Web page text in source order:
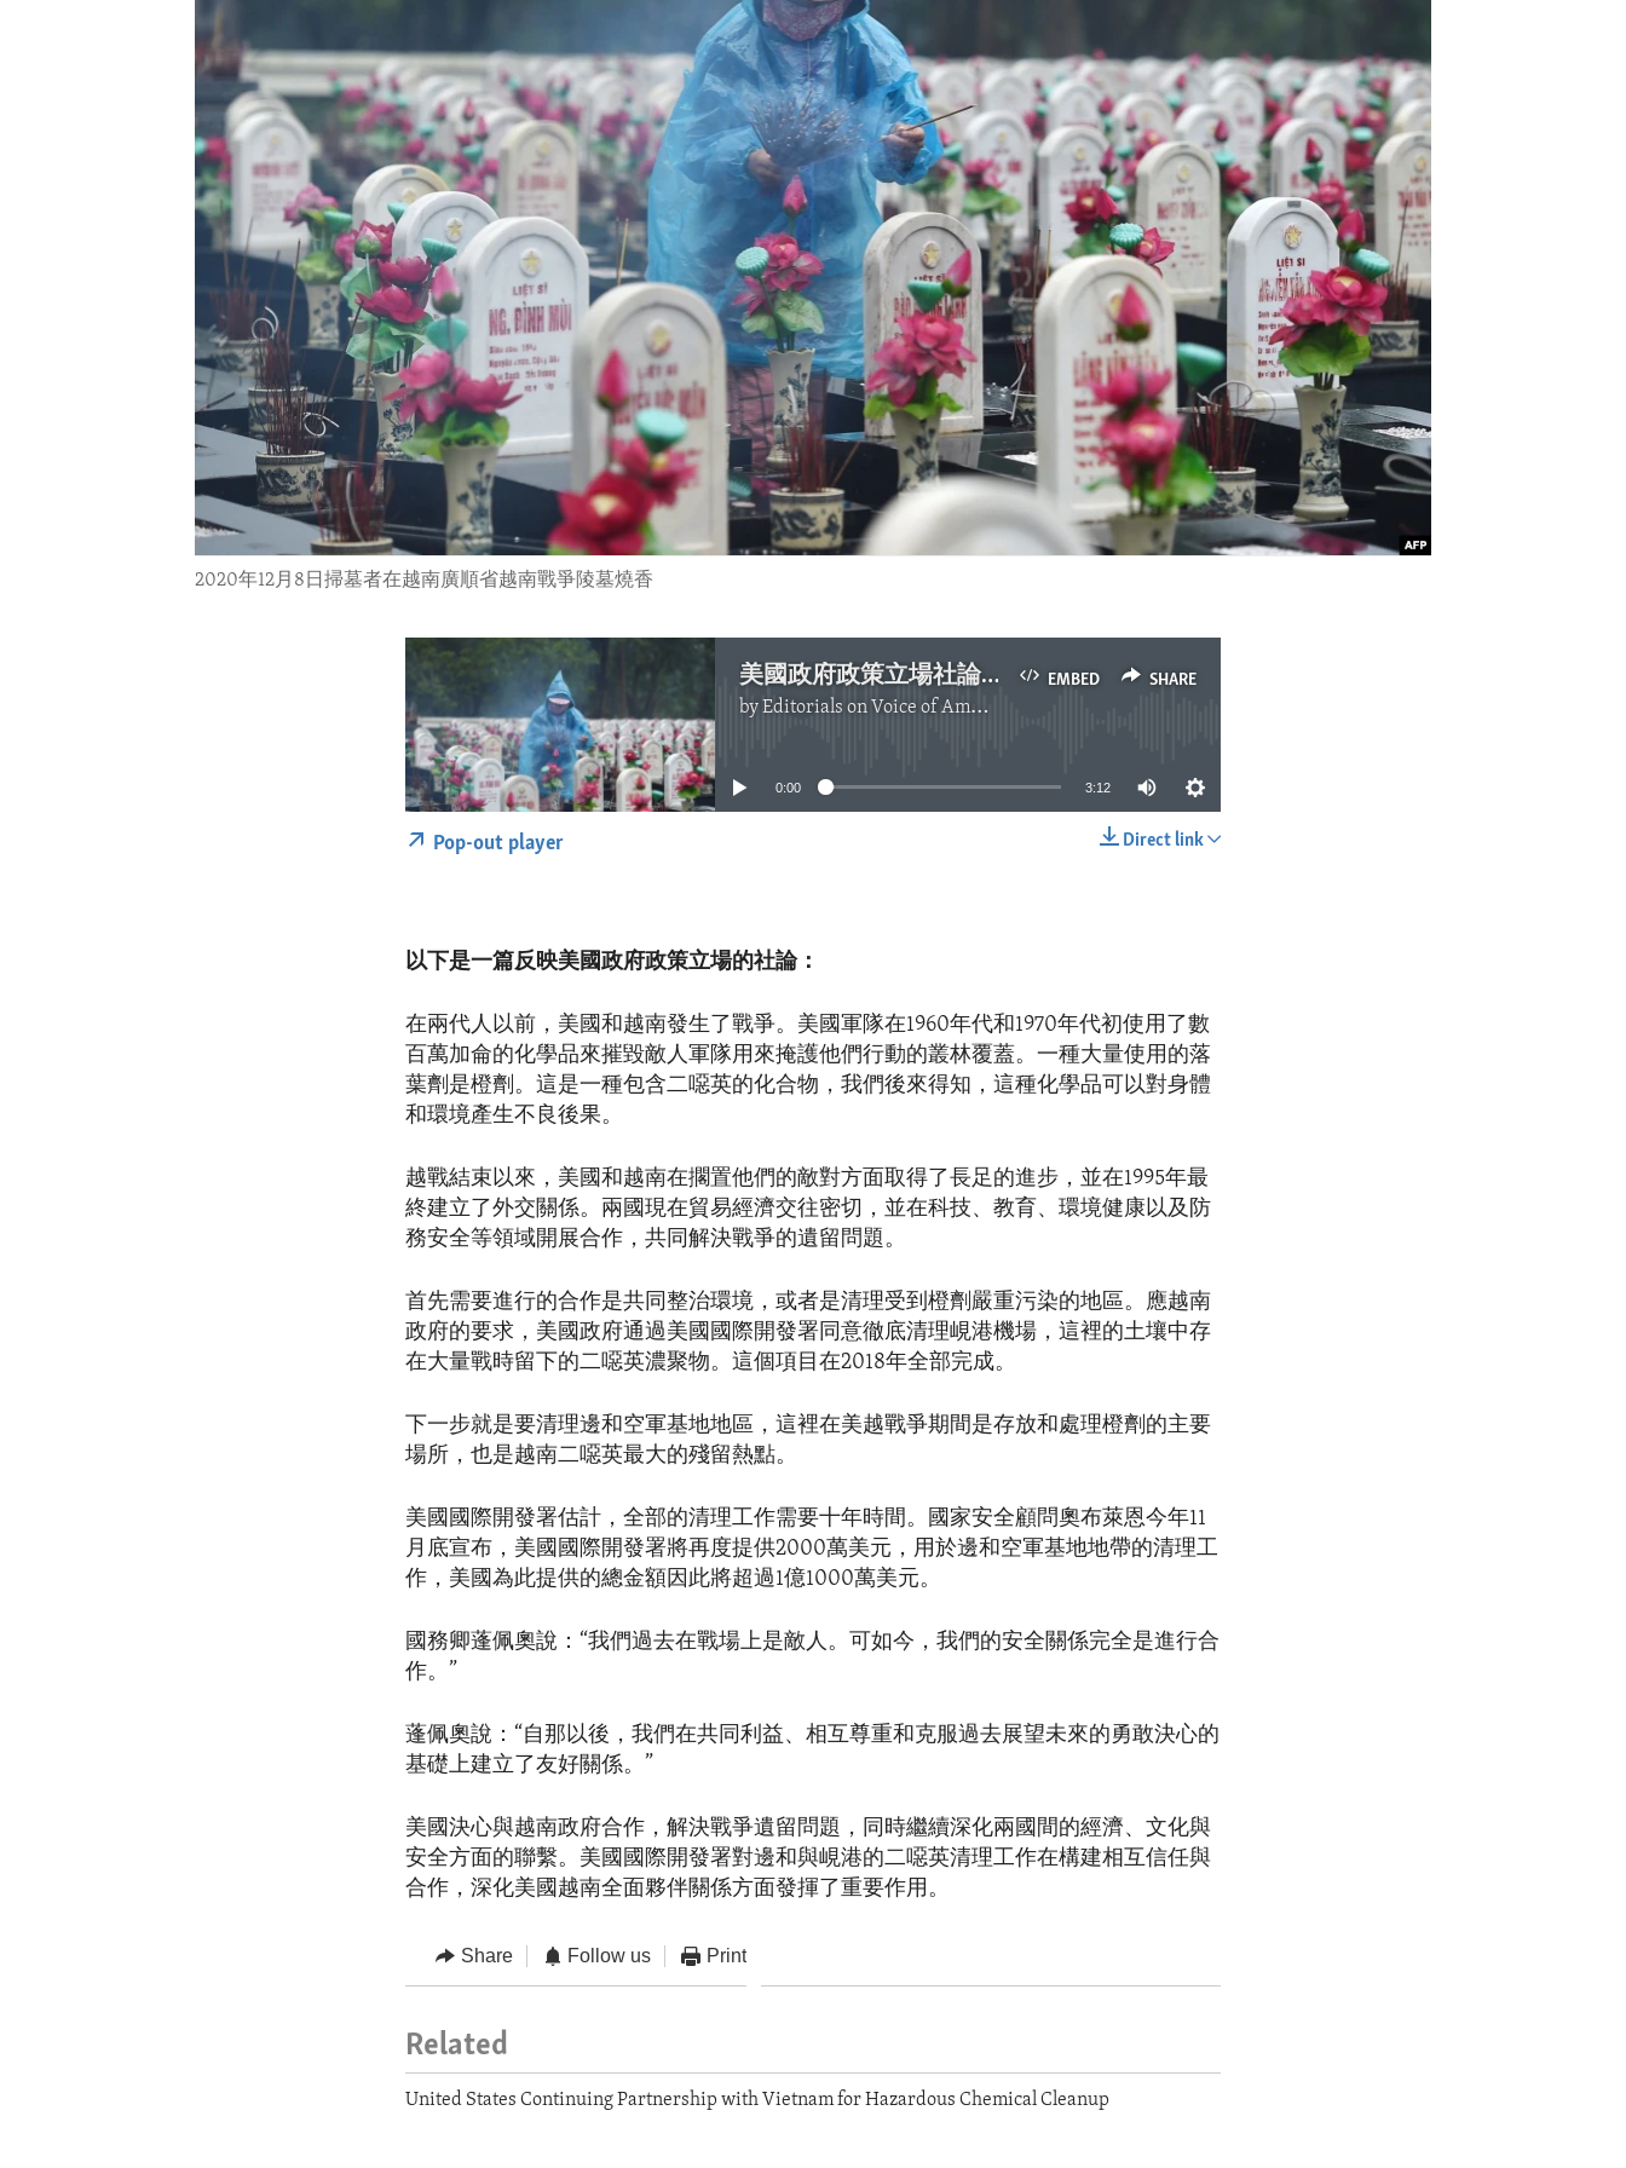
IDEALS AND INSTITUTIONS
2020年12月8日掃墓者在越南廣順省越南戰爭陵墓燒香
EMBED SHARE
美國政府政策立場社論：美國繼續與越南合作清理有害化學品
byEditorials on Voice of America
No media source currently available
0:00 3:12
Direct link
Pop-out player
以下是一篇反映美國政府政策立場的社論：
在兩代人以前，美國和越南發生了戰爭。美國軍隊在1960年代和1970年代初使用了數
百萬加侖的化學品來摧毀敵人軍隊用來掩護他們行動的叢林覆蓋。一種大量使用的落
葉劑是橙劑。這是一種包含二噁英的化合物，我們後來得知，這種化學品可以對身體
和環境產生不良後果。
越戰結束以來，美國和越南在擱置他們的敵對方面取得了長足的進步，並在1995年最
終建立了外交關係。兩國現在貿易經濟交往密切，並在科技、教育、環境健康以及防
務安全等領域開展合作，共同解決戰爭的遺留問題。
首先需要進行的合作是共同整治環境，或者是清理受到橙劑嚴重污染的地區。應越南
政府的要求，美國政府通過美國國際開發署同意徹底清理峴港機場，這裡的土壤中存
在大量戰時留下的二噁英濃聚物。這個項目在2018年全部完成。
下一步就是要清理邊和空軍基地地區，這裡在美越戰爭期間是存放和處理橙劑的主要
場所，也是越南二噁英最大的殘留熱點。
美國國際開發署估計，全部的清理工作需要十年時間。國家安全顧問奧布萊恩今年11
月底宣布，美國國際開發署將再度提供2000萬美元，用於邊和空軍基地地帶的清理工
作，美國為此提供的總金額因此將超過1億1000萬美元。
國務卿蓬佩奧說：“我們過去在戰場上是敵人。可如今，我們的安全關係完全是進行合
作。”
蓬佩奧說：“自那以後，我們在共同利益、相互尊重和克服過去展望未來的勇敢決心的
基礎上建立了友好關係。”
美國決心與越南政府合作，解決戰爭遺留問題，同時繼續深化兩國間的經濟、文化與
安全方面的聯繫。美國國際開發署對邊和與峴港的二噁英清理工作在構建相互信任與
合作，深化美國越南全面夥伴關係方面發揮了重要作用。
Share Follow us Print
Related
United States Continuing Partnership with Vietnam for Hazardous Chemical Cleanup